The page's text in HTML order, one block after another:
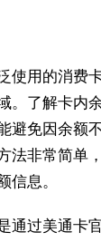
使用的消费
。了解卡内
避免因余额
法非常简单
信息。
通过美通卡